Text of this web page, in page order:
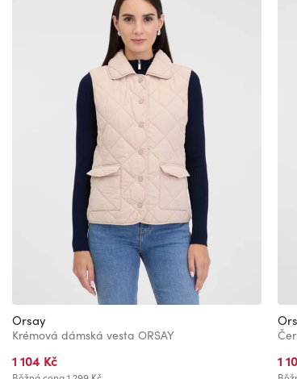
Orsay
Krémová dámská vesta ORSAY
1 104 Kč 1